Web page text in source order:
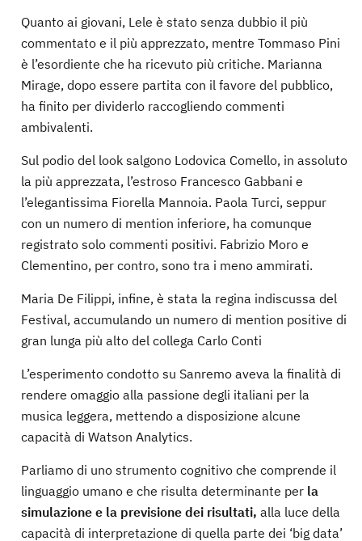
Quanto ai giovani, Lele è stato senza dubbio il più
commentato e il più apprezzato, mentre Tommaso Pini
è l’esordiente che ha ricevuto più critiche. Marianna
Mirage, dopo essere partita con il favore del pubblico,
ha finito per dividerlo raccogliendo commenti
ambivalenti.
Sul podio del look salgono Lodovica Comello, in assoluto
la più apprezzata, l’estroso Francesco Gabbani e
l’elegantissima Fiorella Mannoia. Paola Turci, seppur
con un numero di mention inferiore, ha comunque
registrato solo commenti positivi. Fabrizio Moro e
Clementino, per contro, sono tra i meno ammirati.
Maria De Filippi, infine, è stata la regina indiscussa del
Festival, accumulando un numero di mention positive di
gran lunga più alto del collega Carlo Conti
L’esperimento condotto su Sanremo aveva la finalità di
rendere omaggio alla passione degli italiani per la
musica leggera, mettendo a disposizione alcune
capacità di Watson Analytics.
Parliamo di uno strumento cognitivo che comprende il
linguaggio umano e che risulta determinante per la
simulazione e la previsione dei risultati, alla luce della
capacità di interpretazione di quella parte dei ‘big data’